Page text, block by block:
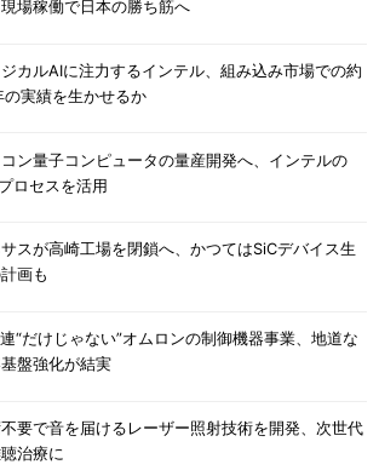
場稼働で日本の勝ち筋へ
カルAIに注力するインテル、組み込み市場での約
の実績を生かせるか
ン量子コンピュータの量産開発へ、インテルの
ロセスを活用
スが高崎工場を閉鎖へ、かつてはSiCデバイス生
画も
“だけじゃない”オムロンの制御機器事業、地道な
盤強化が結実
要で音を届けるレーザー照射技術を開発、次世代
治療に